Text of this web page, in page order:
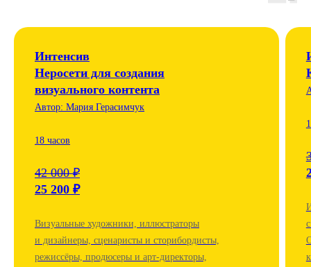
Интенсив
Неросети для создания
визуального контента
Автор: Мария Герасимчук
18 часов
42 000 ₽
25 200 ₽
Визуальные художники, иллюстраторы
и дизайнеры, сценаристы и сторибордисты,
режиссёры, продюсеры и арт-директоры,